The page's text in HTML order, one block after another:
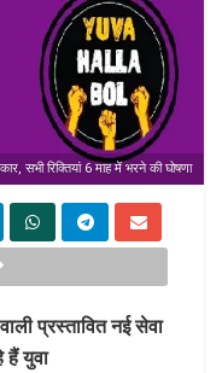
सभी रिक्तियां 6 माह में भरने की घोषणा
प्रस्तावित नई सेवा
हैं युवा